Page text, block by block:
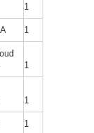
1
1
1
1
1